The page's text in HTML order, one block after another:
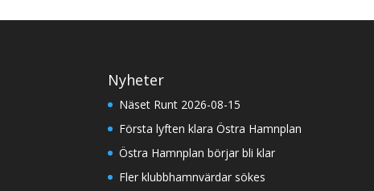
Nyheter
Näset Runt 2026-08-15
Första lyften klara Östra Hamnplan
Östra Hamnplan börjar bli klar
Fler klubbhamnvärdar sökes